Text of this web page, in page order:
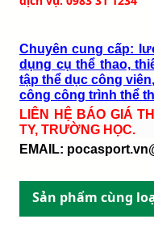
Chuyên cung cấp:
dụng cụ thể thao,
tập thể dục công
công công trình thể
LIÊN HỆ BÁO GIÁ
TY, TRƯỜNG HỌC.
EMAIL:
Sản phẩm cùng